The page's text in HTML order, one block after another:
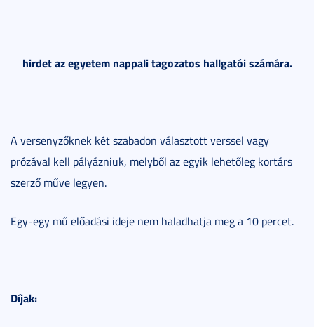
hirdet az egyetem nappali tagozatos hallgatói számára.
A versenyzőknek két szabadon választott verssel vagy
prózával kell pályázniuk, melyből az egyik lehetőleg kortárs
szerző műve legyen.
Egy-egy mű előadási ideje nem haladhatja meg a 10 percet.
Díjak: